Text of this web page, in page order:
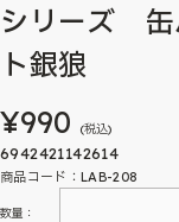
シリーズ 缶
ト銀狼
¥990 (税込)
6942421142614
商品コード：LAB-208
数量：